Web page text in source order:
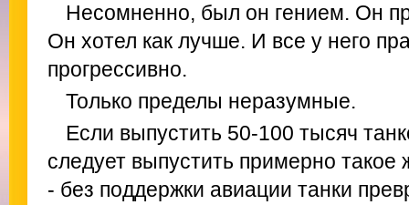
Несомненно, был он гением. Он
Он хотел как лучше. И все у него
прогрессивно.
Только пределы неразумные.
Если выпустить 50-100 тысяч
следует выпустить примерно такое
- без поддержки авиации танки